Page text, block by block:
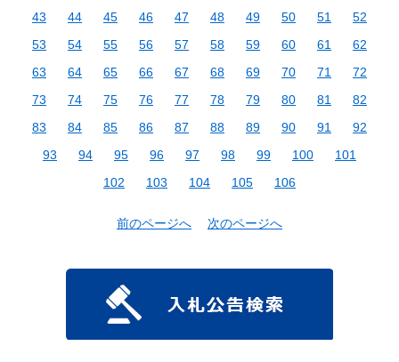
43
44 45 46 47 48 49 50 51
52
53
54 55 56 57 58 59 60 61
62
63
64 65 66 67 68 69 70 71
72
73
74 75 76 77 78 79 80 81
82
83
84 85 86 87 88 89 90 91
92
93
94 95 96 97 98 99 100
101
102
103 104 105 106
前のページへ 次のページへ